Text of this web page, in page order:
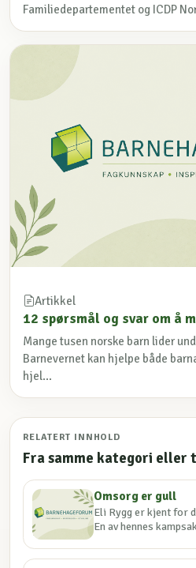
Familiedepartementet og ICDP
Artikkel
12 spørsmål og svar om å
Mange tusen norske barn lider
Barnevernet kan hjelpe både
hjel...
RELATERT INNHOLD
Fra samme kategori eller
Omsorg er gull
Eli Rygg er kjent for
En av hennes